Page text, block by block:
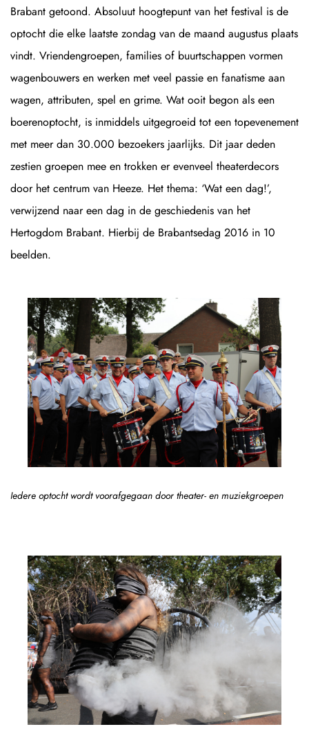
Brabant getoond. Absoluut hoogtepunt van het festival is de
optocht die elke laatste zondag van de maand augustus plaats
vindt. Vriendengroepen, families of buurtschappen vormen
wagenbouwers en werken met veel passie en fanatisme aan
wagen, attributen, spel en grime. Wat ooit begon als een
boerenoptocht, is inmiddels uitgegroeid tot een topevenement
met meer dan 30.000 bezoekers jaarlijks. Dit jaar deden
zestien groepen mee en trokken er evenveel theaterdecors
door het centrum van Heeze. Het thema: ‘Wat een dag!’,
verwijzend naar een dag in de geschiedenis van het
Hertogdom Brabant. Hierbij de Brabantsedag 2016 in 10
beelden.
Iedere optocht wordt voorafgegaan door theater- en muziekgroepen